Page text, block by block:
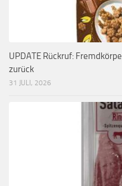
UPDATE Rückruf:
zurück
31 JULI, 2026